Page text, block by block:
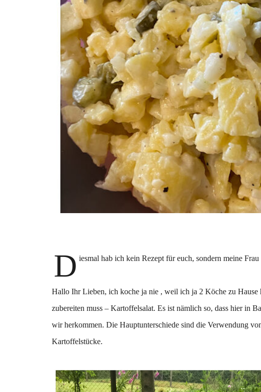
D iesmal hab ich kein Rezept für euch, sondern meine Frau
Hallo Ihr Lieben, ich koche ja nie , weil ich ja 2 Köche zu Hause
zubereiten muss – Kartoffelsalat. Es ist nämlich so, dass hier in
wir herkommen. Die Hauptunterschiede sind die Verwendung
Kartoffelstücke.